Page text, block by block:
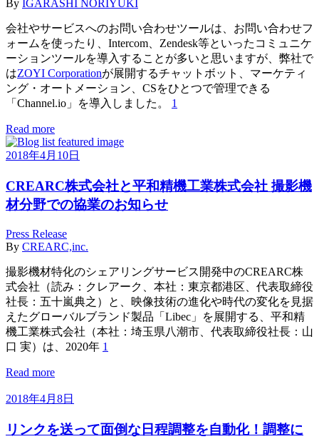
By IGARASHI NORIYUKI
会社やサービスへのお問い合わせツールは、お問い合わせフ
ォームを使ったり、Intercom、Zendesk等といったコミュニケ
ーションツールを導入することが多いと思いますが、弊社で
はZOYI Corporationが展開するチャットボット、マーケティ
ング・オートメーション、CSをひとつで管理できる
「Channel.io」を導入しました。 1
Read more
2018年4月10日
CREARC株式会社と平和精機工業株式会社 撮影機
材分野での協業のお知らせ
Press Release
By CREARC,inc.
撮影機材特化のシェアリングサービス開発中のCREARC株
式会社（読み：クレアーク、本社：東京都港区、代表取締役
社長：五十嵐典之）と、映像技術の進化や時代の変化を見据
えたグローバルブランド製品「Libec」を展開する、平和精
機工業株式会社（本社：埼玉県八潮市、代表取締役社長：山
口 実）は、2020年 1
Read more
2018年4月8日
リンクを送って面倒な日程調整を自動化！調整に